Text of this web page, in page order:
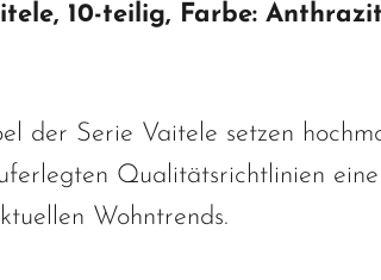
10-teilig, Farbe:
der Serie Vaitele setzen
Qualitätsrichtlinien
Wohntrends.